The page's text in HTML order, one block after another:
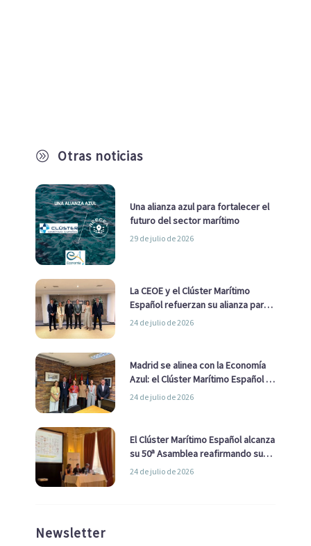
A Otras noticias
Una alianza azul para fortalecer el
futuro del sector marítimo
29 de julio de 2026
La CEOE y el Clúster Marítimo
Español refuerzan su alianza para
impulsar una estrategia Nacional
24 de julio de 2026
Madrid se alinea con la Economía
Azul: el Clúster Marítimo Español y
la Real Liga Naval avanzan alianzas
24 de julio de 2026
El Clúster Marítimo Español alcanza
su 50ª Asamblea reafirmando su
liderazgo en la Economía Azul
24 de julio de 2026
Newsletter